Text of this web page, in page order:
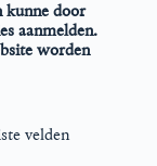
kunne door
aanmelden.
worden
velden